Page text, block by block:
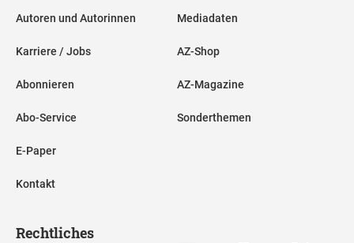
Autoren und Autorinnen
Karriere / Jobs
Abonnieren
Abo-Service
E-Paper
Kontakt
Mediadaten
AZ-Shop
AZ-Magazine
Sonderthemen
Rechtliches